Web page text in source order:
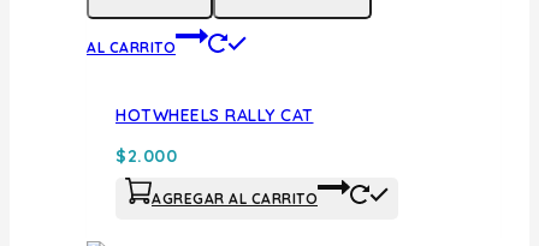
AL CARRITO
HOTWHEELS RALLY CAT
$2.000
AGREGAR AL CARRITO